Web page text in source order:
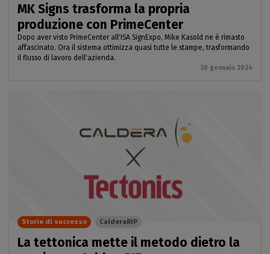
MK Signs trasforma la propria
produzione con PrimeCenter
Dopo aver visto PrimeCenter all'ISA SignExpo, Mike Kasold ne è rimasto
affascinato. Ora il sistema ottimizza quasi tutte le stampe, trasformando
il flusso di lavoro dell'azienda.
30 gennaio 2024
La tettonica mette il metodo dietro la
Storie di successo CalderaRIP